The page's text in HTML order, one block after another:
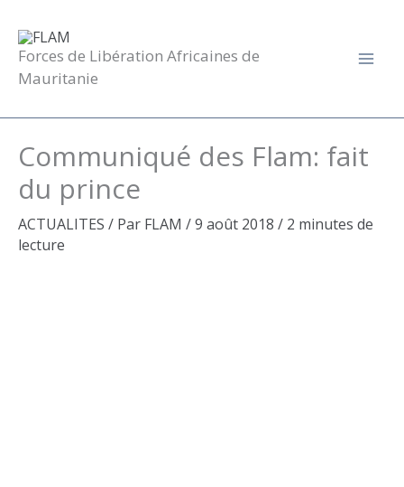
contenu
Forces de Libération Africaines de
Mauritanie
Communiqué des Flam: fait
du prince
ACTUALITES / Par FLAM /9 août 2018 / 2 minutes de
lecture